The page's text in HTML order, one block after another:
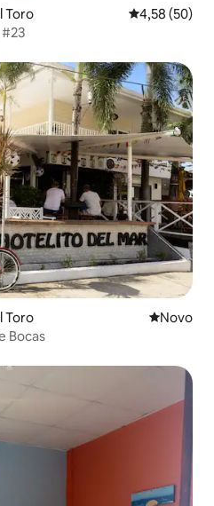
Toro 4,58 de uma
4,58 (50)
Toro Novo
Novo
Bocas